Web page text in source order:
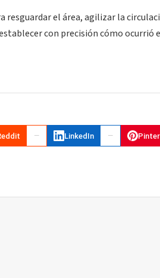
resguardar el área, agilizar la
con precisión cómo ocurrió
LinkedIn